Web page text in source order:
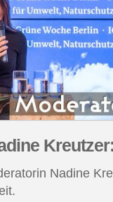
Nadine